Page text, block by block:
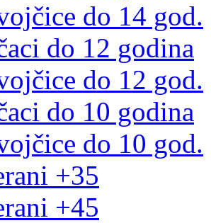
do 14 god.
do 12 godina
do 12 god.
do 10 godina
do 10 god.
+35
+45